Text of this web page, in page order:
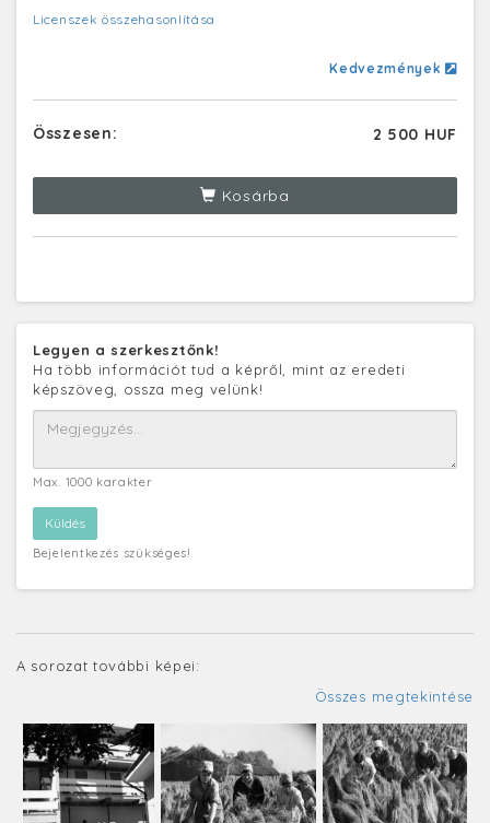
Licenszek összehasonlítása
Kedvezmények
Összesen: 2 500 HUF
Kosárba
Legyen a szerkesztőnk!
Ha több információt tud a képről, mint az eredeti
képszöveg, ossza meg velünk!
Max. 1000 karakter
Bejelentkezés szükséges!
A sorozat további képei:
Összes megtekintése